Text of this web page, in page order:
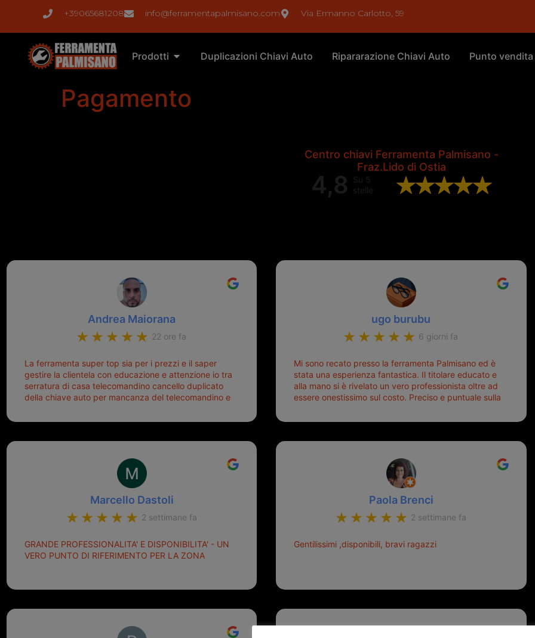
+39065681208 info@ferramentapalmisano.com Via Ermanno Carlotto, 59
Prodotti Duplicazioni Chiavi Auto Ripararazione Chiavi Auto Punto vendita
Pagamento
Centro chiavi Ferramenta Palmisano -
Fraz.Lido di Ostia
4,8
Su 5
stelle
Andrea Maiorana
22 ore fa
La ferramenta super top sia per i prezzi e il saper
gestire la clientela con educazione e attenzione io tra
serratura di casa telecomandino cancello duplicato
della chiave auto per mancanza del telecomandino e
meglio ferramenta de ostia e poi il prorietario il signor
ugo burubu
6 giorni fa
Mi sono recato presso la ferramenta Palmisano ed è
stata una esperienza fantastica. Il titolare educato e
alla mano si è rivelato un vero professionista oltre ad
essere onestissimo sul costo. Preciso e puntuale sulla
Marcello Dastoli
2 settimane fa
GRANDE PROFESSIONALITA' E DISPONIBILITA' - UN
VERO PUNTO DI RIFERIMENTO PER LA ZONA
Paola Brenci
2 settimane fa
Gentilissimi ,disponibili, bravi ragazzi